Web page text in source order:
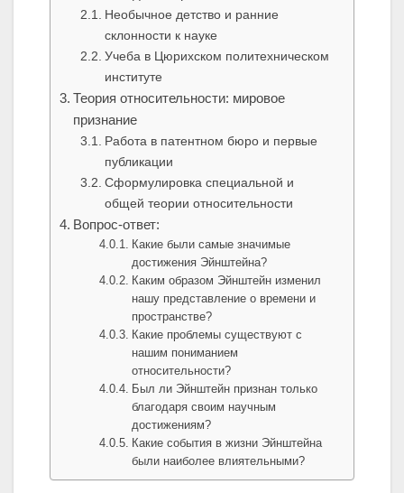
Необычное детство и ранние
склонности к науке
Учеба в Цюрихском политехническом
институте
Теория относительности: мировое
признание
Работа в патентном бюро и первые
публикации
Сформулировка специальной и
общей теории относительности
Вопрос-ответ:
Какие были самые значимые
достижения Эйнштейна?
Каким образом Эйнштейн изменил
нашу представление о времени и
пространстве?
Какие проблемы существуют с
нашим пониманием
относительности?
Был ли Эйнштейн признан только
благодаря своим научным
достижениям?
Какие события в жизни Эйнштейна
были наиболее влиятельными?